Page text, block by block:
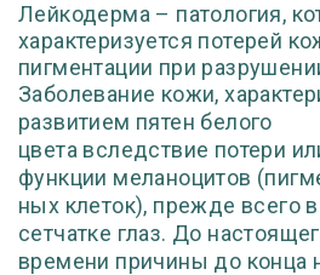
Лейкодерма – патология,
характеризуется потерей
пигментации при
Заболевание кожи,
развитием пятен белого
цвета вследствие потери
функции меланоцитов
ных клеток), прежде всего
сетчатке глаз. До
времени причины до конца